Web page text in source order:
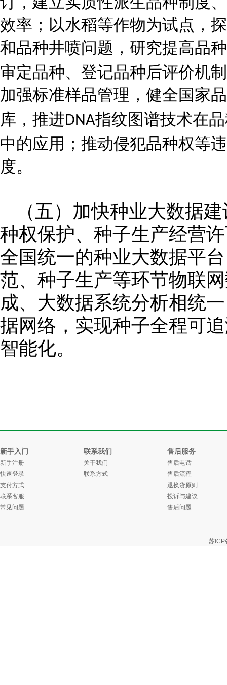
效率；以水稻等作物为试点，
和品种井喷问题，研究提高品种
审定品种、登记品种后评价机
加强标准样品管理，健全国家
库，推进DNA指纹图谱技术在
中的应用；推动侵犯品种权等
度。
（五）加快种业大数据
种权保护、种子生产经营
全国统一的种业大数据平
范、种子生产等环节物联
成、大数据系统分析相统
据网络，实现种子全程可
智能化。
新手入门
新手注册
快速登录
支付方式
联系客服
常见问题
联系我们
关于我们
联系方式
售后服务
售后电话
售后流程
退换货原则
投诉与建议
售后问题
苏